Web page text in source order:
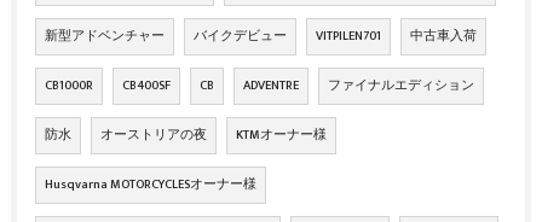
新型アドベンチャー バイクデビュー VITPILEN701 中古車入荷
CB1000R CB400SF CB ADVENTRE ファイナルエディション
防水 オーストリアの夜 KTMオーナー様
Husqvarna MOTORCYCLESオーナー様